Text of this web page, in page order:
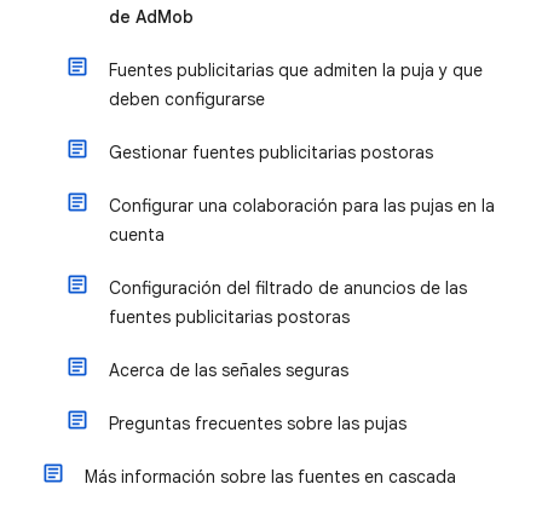
de AdMob
Fuentes publicitarias que admiten la puja y que
deben configurarse
Gestionar fuentes publicitarias postoras
Configurar una colaboración para las pujas en la
cuenta
Configuración del filtrado de anuncios de las
fuentes publicitarias postoras
Acerca de las señales seguras
Preguntas frecuentes sobre las pujas
Más información sobre las fuentes en cascada